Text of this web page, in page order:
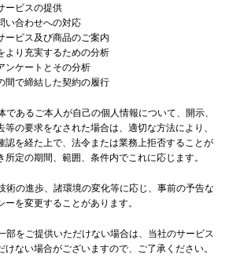
ービスの提供
い合わせへの対応
ビス及び商品のご案内
り充実するための分析
ケートとその分析
で締結した契約の履行
であるご本人が自己の個人情報について、開示、
等の要求をなされた場合は、適切な方法により、
認を経た上で、法令または業務上拒否することが
定の期間、範囲、条件内でこれに応じます。
術の進歩、諸環境の変化等に応じ、事前の予告な
ーを変更することがあります。
部をご提供いただけない場合は、当社のサービス
けない場合がございますので、ご了承ください。